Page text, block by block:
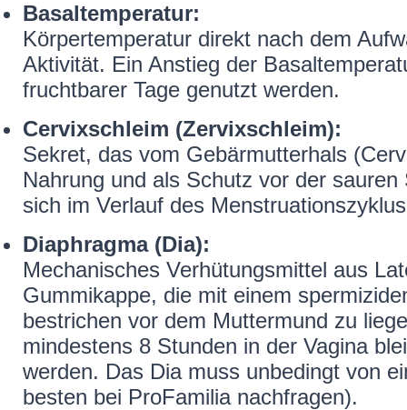
Basaltemperatur:
Körpertemperatur direkt nach dem
Aktivität. Ein Anstieg der
fruchtbarer Tage genutzt werden.
Cervixschleim (Zervixschleim):
Sekret, das vom Gebärmutterhals
Nahrung und als Schutz vor der
sich im Verlauf des
Diaphragma (Dia):
Mechanisches Verhütungsmittel aus
Gummikappe, die mit einem
bestrichen vor dem Muttermund zu
mindestens 8 Stunden in der Vagina
werden. Das Dia muss unbedingt von
besten bei ProFamilia nachfragen).